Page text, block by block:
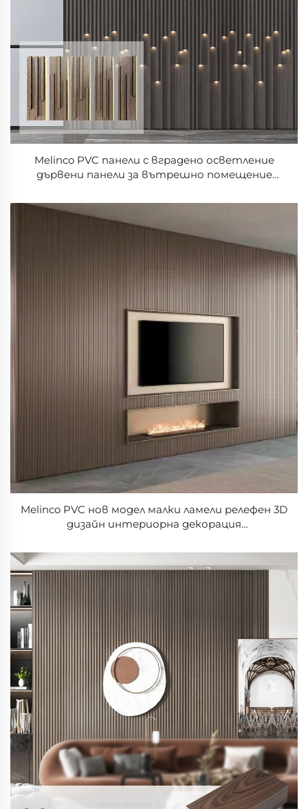
Melinco PVC панели с вградено осветление
дървени панели за вътрешно помещение
за вила хотел дневни
Melinco PVC нов модел малки ламели релефен 3D
дизайн интериорна декорация
монтаж